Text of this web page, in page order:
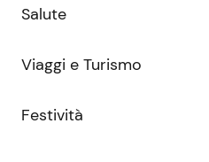
Salute
Viaggi e Turismo
Festività